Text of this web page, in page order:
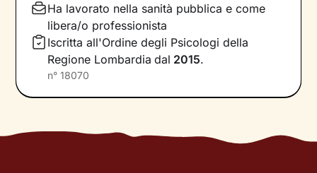
Imparerai a trasformare alcuni elementi che non
ti rappresentano più e scoprirai dentro di te
competenze e potenzialitàche non sapevi di
avere. Davanti ai tuoi occhi compariranno
nuove strade da percorrere, un passo dopo
l’altro, verso ilcambiamento positivoche
Considera i nostri incontri come uno spazio
Ha lavorato nella sanità pubblica e come
libera/o professionista
Iscritta all'Ordine degli Psicologi della
Regione Lombardia dal 2015.
n° 18070